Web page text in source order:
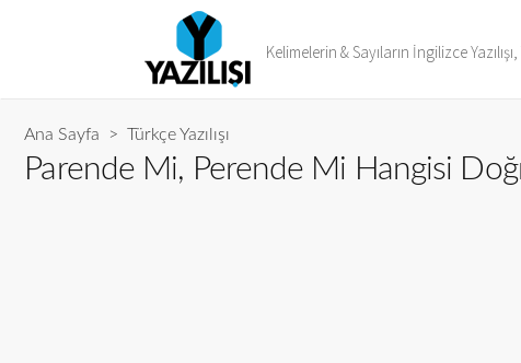
Kelimelerin & Sayıların İngilizce
Ana Sayfa >Türkçe Yazılışı
Parende Mi, Perende Mi Hangisi